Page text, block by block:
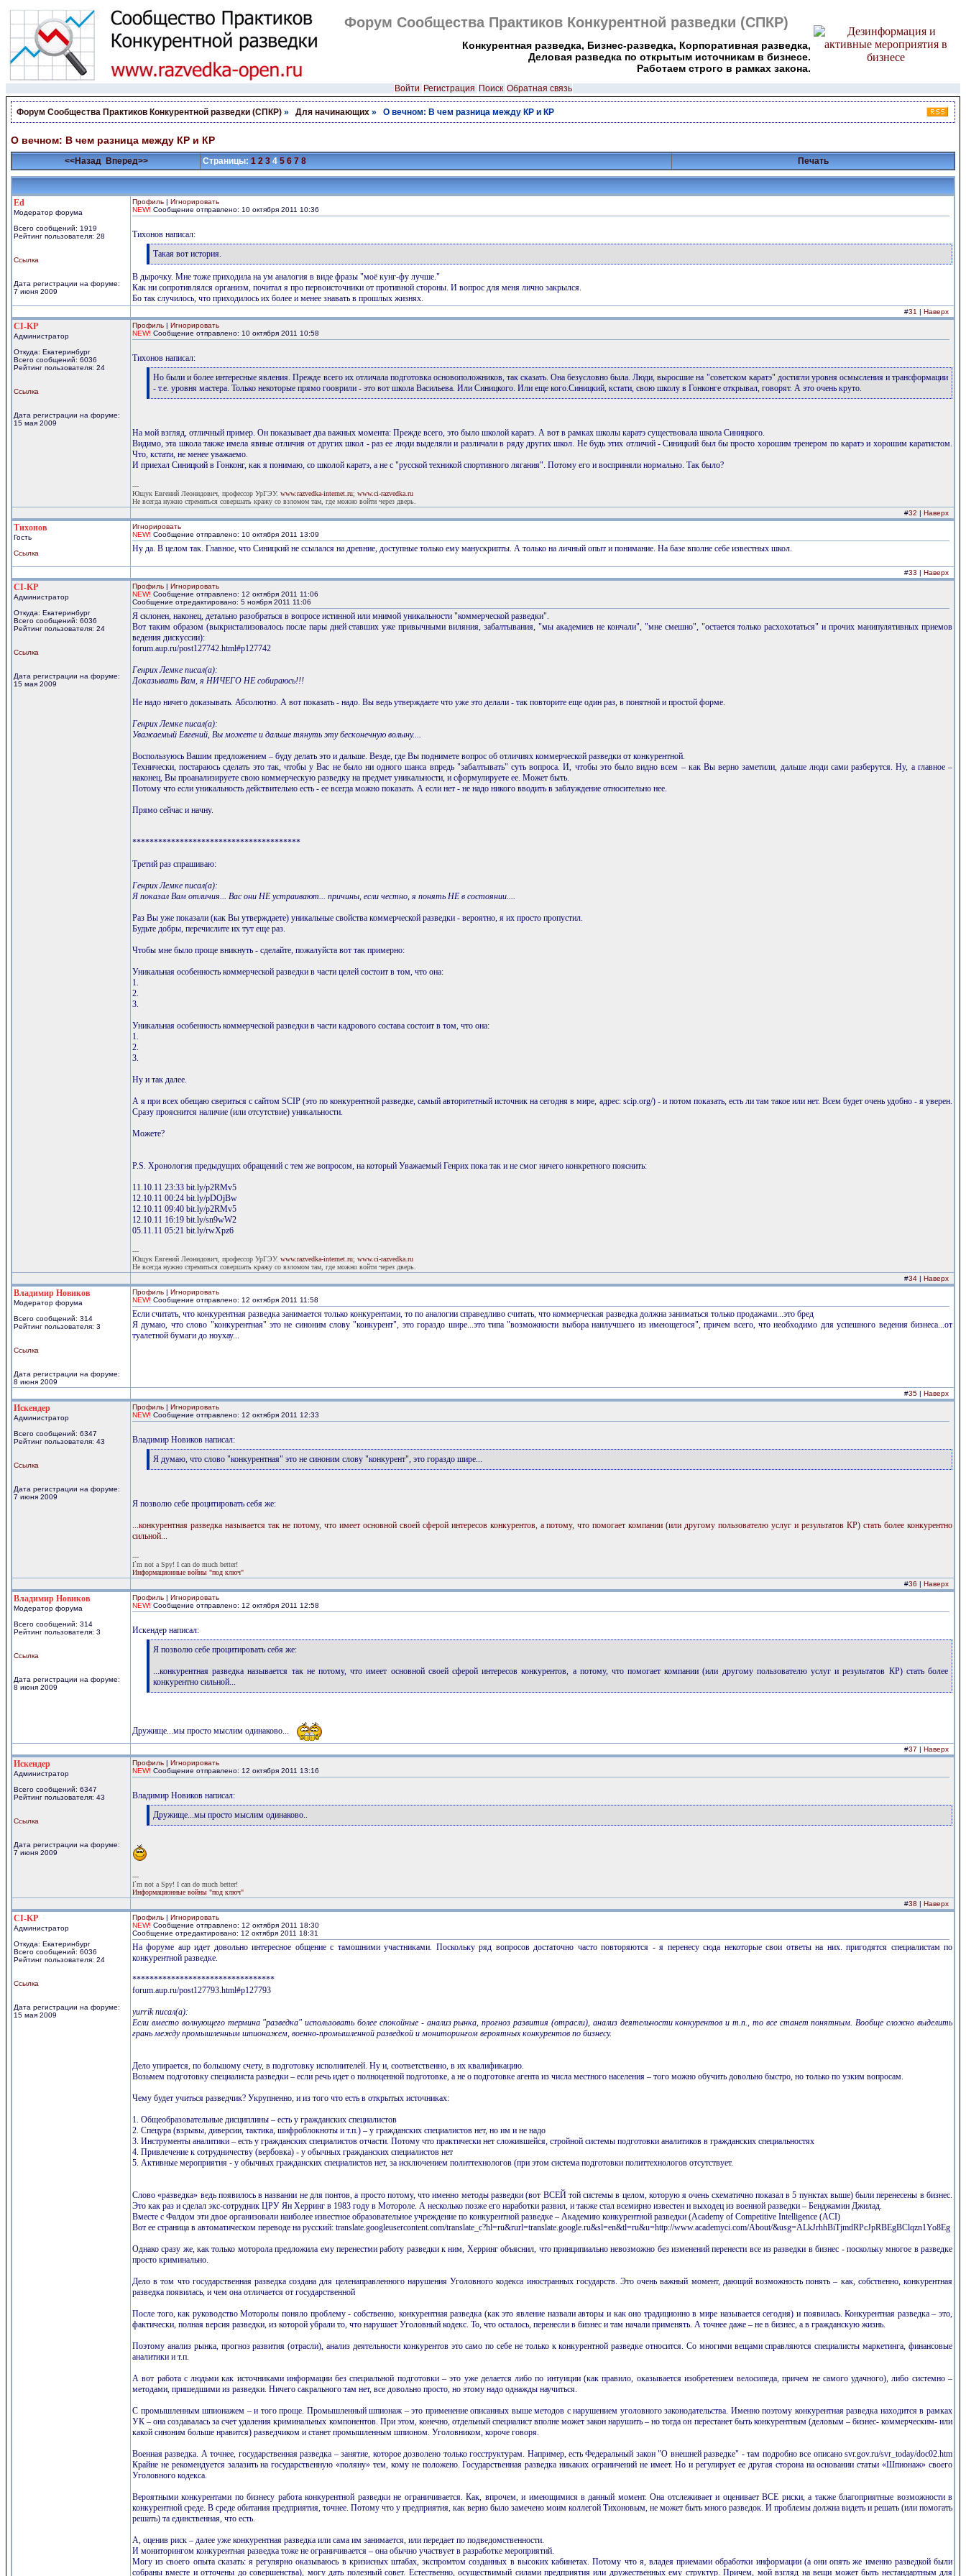
Форум Сообщества Практиков Конкурентной разведки (СПКР)
Конкурентная разведка, Бизнес-разведка, Корпоративная разведка,
Деловая разведка по открытым источникам в бизнесе.
Работаем строго в рамках закона.
Войти Регистрация Поиск Обратная связь
Форум Сообщества Практиков Конкурентной разведки (СПКР) » Для начинающих » О вечном: В чем разница между КР и КР
О вечном: В чем разница между КР и КР
<<Назад Вперед>> Страницы: 1 2 3 4 5 6 7 8 Печать
Ed
Модератор форума
Всего сообщений: 1919
Рейтинг пользователя: 28
Ссылка
Дата регистрации на форуме:
7 июня 2009
Профиль | Игнорировать
NEW! Сообщение отправлено: 10 октября 2011 10:36
Тихонов написал:
[q]
Такая вот история.
[/q]
В дырочку. Мне тоже приходила на ум аналогия в виде фразы "моё кунг-фу лучше."
Как ни сопротивлялся организм, почитал я про первоисточники от противной стороны. И вопрос для меня лично закрылся.
Бо так случилось, что приходилось их более и менее знавать в прошлых жизнях.
#31 | Наверх
CI-KP
Администратор
Откуда: Екатеринбург
Всего сообщений: 6036
Рейтинг пользователя: 24
Ссылка
Дата регистрации на форуме:
15 мая 2009
Профиль | Игнорировать
NEW! Сообщение отправлено: 10 октября 2011 10:58
Тихонов написал:
[q]
Но были и более интересные явления. Прежде всего их отличала подготовка основоположников, так сказать. Она безусловно была. Люди, выросшие на "советском каратэ" достигли уровня осмысления и трансформации
- т.е. уровня мастера. Только некоторые прямо гооврили - это вот школа Васильева. Или Синицкого. Или еще кого.Синицкий, кстати, свою школу в Гонконге открывал, говорят. А это очень круто.
[/q]
На мой взгляд, отличный пример. Он показывает два важных момента: Прежде всего, это было школой каратэ. А вот в рамках школы каратэ существовала школа Синицкого.
Видимо, эта школа также имела явные отличия от других школ - раз ее люди выделяли и различали в ряду других школ. Не будь этих отличий - Синицкий был бы просто хорошим тренером по каратэ и хорошим каратистом.
Что, кстати, не менее уважаемо.
И приехал Синицкий в Гонконг, как я понимаю, со школой каратэ, а не с "русской техникой спортивного лягания". Потому его и восприняли нормально. Так было?
---
Ющук Евгений Леонидович, профессор УрГЭУ. www.razvedka-internet.ru; www.ci-razvedka.ru
Не всегда нужно стремиться совершать кражу со взломом там, где можно войти через дверь.
#32 | Наверх
Тихонов
Гость
Ссылка
Игнорировать
NEW! Сообщение отправлено: 10 октября 2011 13:09
Ну да. В целом так. Главное, что Синицкий не ссылался на древние, доступные только ему манускрипты. А только на личный опыт и понимание. На базе вполне себе известных школ.
#33 | Наверх
CI-KP
Администратор
Откуда: Екатеринбург
Всего сообщений: 6036
Рейтинг пользователя: 24
Ссылка
Дата регистрации на форуме:
15 мая 2009
Профиль | Игнорировать
NEW! Сообщение отправлено: 12 октября 2011 11:06
Сообщение отредактировано: 5 ноября 2011 11:06
Я склонен, наконец, детально разобраться в вопросе истинной или мнимой уникальности "коммерческой разведки".
Вот таким образом (выкристализовалось после пары дней ставших уже привычными виляния, забалтывания, "мы академиев не кончали", "мне смешно", "остается только расхохотаться" и прочих манипулятивных приемов
ведения дискуссии):
forum.aup.ru/post127742.html#p127742
Генрих Лемке писал(а):
Доказывать Вам, я НИЧЕГО НЕ собираюсь!!!
Не надо ничего доказывать. Абсолютно. А вот показать - надо. Вы ведь утверждаете что уже это делали - так повторите еще один раз, в понятной и простой форме.
Генрих Лемке писал(а):
Уважаемый Евгений, Вы можете и дальше тянуть эту бесконечную волыну....
Воспользуюсь Вашим предложением – буду делать это и дальше. Везде, где Вы поднимете вопрос об отличиях коммерческой разведки от конкурентной.
Технически, постараюсь сделать это так, чтобы у Вас не было ни одного шанса впредь "забалтывать" суть вопроса. И, чтобы это было видно всем – как Вы верно заметили, дальше люди сами разберутся. Ну, а главное –
наконец, Вы проанализируете свою коммерческую разведку на предмет уникальности, и сформулируете ее. Может быть.
Потому что если уникальность действительно есть - ее всегда можно показать. А если нет - не надо никого вводить в заблуждение относительно нее.
Прямо сейчас и начну.
***************************************
Третий раз спрашиваю:
Генрих Лемке писал(а):
Я показал Вам отличия... Вас они НЕ устраивают... причины, если честно, я понять НЕ в состоянии....
Раз Вы уже показали (как Вы утверждаете) уникальные свойства коммерческой разведки - вероятно, я их просто пропустил.
Будьте добры, перечислите их тут еще раз.
Чтобы мне было проще вникнуть - сделайте, пожалуйста вот так примерно:
Уникальная особенность коммерческой разведки в части целей состоит в том, что она:
1.
2.
3.
Уникальная особенность коммерческой разведки в части кадрового состава состоит в том, что она:
1.
2.
3.
Ну и так далее.
А я при всех обещаю свериться с сайтом SCIP (это по конкурентной разведке, самый авторитетный источник на сегодня в мире, адрес: scip.org/) - и потом показать, есть ли там такое или нет. Всем будет очень удобно - я уверен.
Сразу прояснится наличие (или отсутствие) уникальности.
Можете?
P.S. Хронология предыдущих обращений с тем же вопросом, на который Уважаемый Генрих пока так и не смог ничего конкретного пояснить:
11.10.11 23:33 bit.ly/p2RMv5
12.10.11 00:24 bit.ly/pDOjBw
12.10.11 09:40 bit.ly/p2RMv5
12.10.11 16:19 bit.ly/sn9wW2
05.11.11 05:21 bit.ly/rwXpz6
---
Ющук Евгений Леонидович, профессор УрГЭУ. www.razvedka-internet.ru; www.ci-razvedka.ru
Не всегда нужно стремиться совершать кражу со взломом там, где можно войти через дверь.
#34 | Наверх
Владимир Новиков
Модератор форума
Всего сообщений: 314
Рейтинг пользователя: 3
Ссылка
Дата регистрации на форуме:
8 июня 2009
Профиль | Игнорировать
NEW! Сообщение отправлено: 12 октября 2011 11:58
Если считать, что конкурентная разведка занимается только конкурентами, то по аналогии справедливо считать, что коммерческая разведка должна заниматься только продажами...это бред
Я думаю, что слово "конкурентная" это не синоним слову "конкурент", это гораздо шире...это типа "возможности выбора наилучшего из имеющегося", причем всего, что необходимо для успешного ведения бизнеса...от
туалетной бумаги до ноухау...
#35 | Наверх
Искендер
Администратор
Всего сообщений: 6347
Рейтинг пользователя: 43
Ссылка
Дата регистрации на форуме:
7 июня 2009
Профиль | Игнорировать
NEW! Сообщение отправлено: 12 октября 2011 12:33
Владимир Новиков написал:
[q]
Я думаю, что слово "конкурентная" это не синоним слову "конкурент", это гораздо шире...
[/q]
Я позволю себе процитировать себя же:
...конкурентная разведка называется так не потому, что имеет основной своей сферой интересов конкурентов, а потому, что помогает компании (или другому пользователю услуг и результатов КР) стать более конкурентно
сильной...
---
I`m not a Spy! I can do much better!
Информационные войны "под ключ"
#36 | Наверх
Владимир Новиков
Модератор форума
Всего сообщений: 314
Рейтинг пользователя: 3
Ссылка
Дата регистрации на форуме:
8 июня 2009
Профиль | Игнорировать
NEW! Сообщение отправлено: 12 октября 2011 12:58
Искендер написал:
[q]
Я позволю себе процитировать себя же:
...конкурентная разведка называется так не потому, что имеет основной своей сферой интересов конкурентов, а потому, что помогает компании (или другому пользователю услуг и результатов КР) стать более
конкурентно сильной...
[/q]
Дружище...мы просто мыслим одинаково...
#37 | Наверх
Искендер
Администратор
Всего сообщений: 6347
Рейтинг пользователя: 43
Ссылка
Дата регистрации на форуме:
7 июня 2009
Профиль | Игнорировать
NEW! Сообщение отправлено: 12 октября 2011 13:16
Владимир Новиков написал:
[q]
Дружище...мы просто мыслим одинаково..
[/q]
---
I`m not a Spy! I can do much better!
Информационные войны "под ключ"
#38 | Наверх
CI-KP
Администратор
Откуда: Екатеринбург
Всего сообщений: 6036
Рейтинг пользователя: 24
Ссылка
Дата регистрации на форуме:
15 мая 2009
Профиль | Игнорировать
NEW! Сообщение отправлено: 12 октября 2011 18:30
Сообщение отредактировано: 12 октября 2011 18:31
На форуме aup идет довольно интересное общение с тамошними участниками. Поскольку ряд вопросов достаточно часто повторяются - я перенесу сюда некоторые свои ответы на них. пригодятся специалистам по
конкурентной разведке.
*********************************
forum.aup.ru/post127793.html#p127793
yurrik писал(а):
Если вместо волнующего термина "разведка" использовать более спокойные - анализ рынка, прогноз развития (отрасли), анализ деятельности конкурентов и т.п., то все станет понятным. Вообще сложно выделить
грань между промышленным шпионажем, военно-промышленной разведкой и мониторингом вероятных конкурентов по бизнесу.
Дело упирается, по большому счету, в подготовку исполнителей. Ну и, соответственно, в их квалификацию.
Возьмем подготовку специалиста разведки – если речь идет о полноценной подготовке, а не о подготовке агента из числа местного населения – того можно обучить довольно быстро, но только по узким вопросам.
Чему будет учиться разведчик? Укрупненно, и из того что есть в открытых источниках:
1. Общеобразовательные дисциплины – есть у гражданских специалистов
2. Спецура (взрывы, диверсии, тактика, шифроблокноты и т.п.) – у гражданских специалистов нет, но им и не надо
3. Инструменты аналитики – есть у гражданских специалистов отчасти. Потому что практически нет сложившейся, стройной системы подготовки аналитиков в гражданских специальностях
4. Привлечение к сотрудничеству (вербовка) - у обычных гражданских специалистов нет
5. Активные мероприятия - у обычных гражданских специалистов нет, за исключением политтехнологов (при этом система подготовки политтехнологов отсутствует.
Слово «разведка» ведь появилось в названии не для понтов, а просто потому, что именно методы разведки (вот ВСЕЙ той системы в целом, которую я очень схематично показал в 5 пунктах выше) были перенесены в бизнес.
Это как раз и сделал экс-сотрудник ЦРУ Ян Херринг в 1983 году в Мотороле. А несколько позже его наработки развил, и также стал всемирно известен и выходец из военной разведки – Бенджамин Джилад.
Вместе с Фалдом эти двое организовали наиболее известное образовательное учреждение по конкурентной разведке – Академию конкурентной разведки (Academy of Competitive Intelligence (ACI)
Вот ее страница в автоматическом переводе на русский: translate.googleusercontent.com/translate_c?hl=ru&rurl=translate.google.ru&sl=en&tl=ru&u=http://www.academyci.com/About/&usg=ALkJrhhBiTjmdRPcJpRBEgBClqzn1Yo8Eg
Однако сразу же, как только моторола предложила ему перенестми работу разведки к ним, Херринг объяснил, что принципиально невозможно без изменений перенести все из разведки в бизнес - поскольку многое в разведке
просто криминально.
Дело в том что государственная разведка создана для целенаправленного нарушения Уголовного кодекса иностранных государств. Это очень важный момент, дающий возможность понять – как, собственно, конкурентная
разведка появилась, и чем она отличается от государственной
После того, как руководство Моторолы поняло проблему - собственно, конкурентная разведка (как это явление назвали авторы и как оно традиционно в мире называется сегодня) и появилась. Конкурентная разведка – это,
фактически, полная версия разведки, из которой убрали то, что нарушает Уголовный кодекс. То, что осталось, перенесли в бизнес и там начали применять. А точнее даже – не в бизнес, а в гражданскую жизнь.
Поэтому анализ рынка, прогноз развития (отрасли), анализ деятельности конкурентов это само по себе не только к конкурентной разведке относится. Со многими вещами справляются специалисты маркетинга, финансовые
аналитики и т.п.
А вот работа с людьми как источниками информации без специальной подготовки – это уже делается либо по интуиции (как правило, оказывается изобретением велосипеда, причем не самого удачного), либо системно –
методами, пришедшими из разведки. Ничего сакрального там нет, все довольно просто, но этому надо однажды научиться.
С промышленным шпионажем – и того проще. Промышленный шпионаж – это применение описанных выше методов с нарушением уголовного законодательства. Именно поэтому конкурентная разведка находится в рамках
УК – она создавалась за счет удаления криминальных компонентов. При этом, конечно, отдельный специалист вполне может закон нарушить – но тогда он перестанет быть конкурентным (деловым – бизнес- коммерческим- или
какой синоним больше нравится) разведчиком и станет промышленным шпионом. Уголовником, короче говоря.
Военная разведка. А точнее, государственная разведка – занятие, которое дозволено только госструктурам. Например, есть Федеральный закон "О внешней разведке" - там подробно все описано svr.gov.ru/svr_today/doc02.htm
Крайне не рекомендуется залазить на государственную «поляну» тем, кому не положено. Государственная разведка никаких ограничений не имеет. Но и регулирует ее другая сторона на основании статьи «Шпионаж» своего
Уголовного кодекса.
Вероятными конкурентами по бизнесу работа конкурентной разведки не ограничивается. Как, впрочем, и имеющимися в данный момент. Она отслеживает и оценивает ВСЕ риски, а также благоприятные возможности в
конкурентной среде. В среде обитания предприятия, точнее. Потому что у предприятия, как верно было замечено моим коллегой Тихоновым, не может быть много разведок. И проблемы должна видеть и решать (или помогать
решать) та единственная, что есть.
А, оценив риск – далее уже конкурентная разведка или сама им занимается, или передает по подведомственности.
И мониторингом конкурентная разведка тоже не ограничивается – она обычно участвует в разработке мероприятий.
Могу из своего опыта сказать: я регулярно оказываюсь в кризисных штабах, экспромтом созданных в высоких кабинетах. Потому что я, владея приемами обработки информации (а они опять же именно разведкой были
собраны вместе и отточены до совершенства), могу дать полезный совет. Естественно, осуществимый силами предприятия или дружественных ему структур. Причем, мой взгляд на вещи может быть нестандартным для